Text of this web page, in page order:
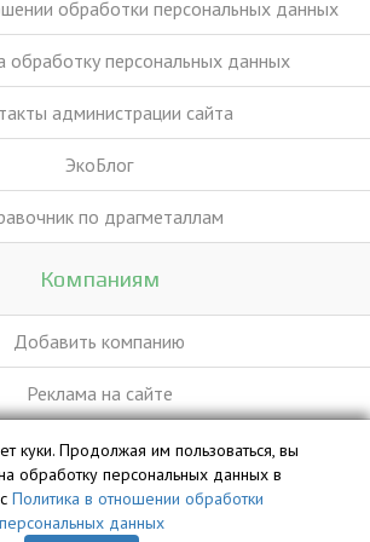
обработки персональных данных
обработку персональных данных
администрации сайта
ЭкоБлог
по драгметаллам
Компаниям
Добавить компанию
Реклама на сайте
vyvoz.org является интеллектуальной
ООО «Профит» и охраняется законом.
куки. Продолжая им пользоваться, вы
обработку персональных данных в
Политика в отношении обработки
персональных данных